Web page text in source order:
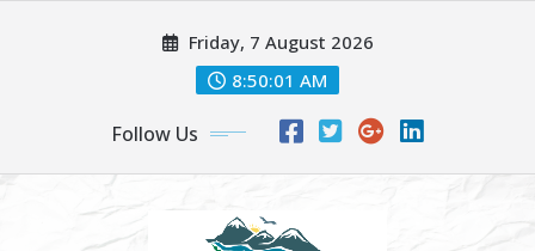
Friday, 7 August 2026
8:50:03 AM
Follow Us